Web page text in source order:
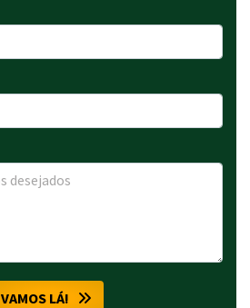
VAMOS LÁ!